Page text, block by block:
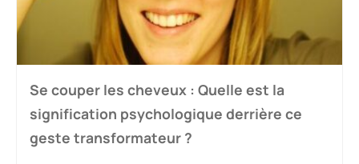
Se couper les cheveux : Quelle est la
signification psychologique derrière ce
geste transformateur ?